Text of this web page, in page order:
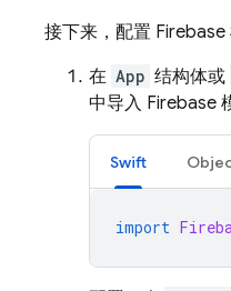
接下来，配置 Firebase
在 App 结构体或
中导入 Firebase
Swift
import